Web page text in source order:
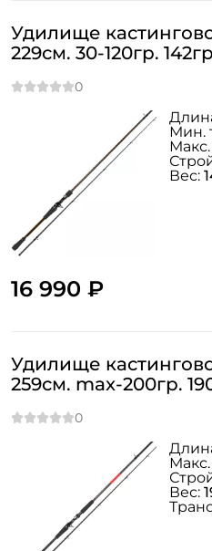
Удилище
229см. 30-120гр.
16 990 ₽
Мин.
Макс.
Вес:
Удилище
259см. max-200гр.
Макс.
Вес: